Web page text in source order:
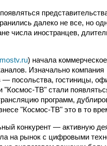
далеко не все, но
числа иностранцев,
) начала
Изначально компания
— посольства, гостиницы,
"Космос-ТВ" стали
программ,
"Космос-ТВ" это в то
конкурент — активную
на рынок с цифровыми